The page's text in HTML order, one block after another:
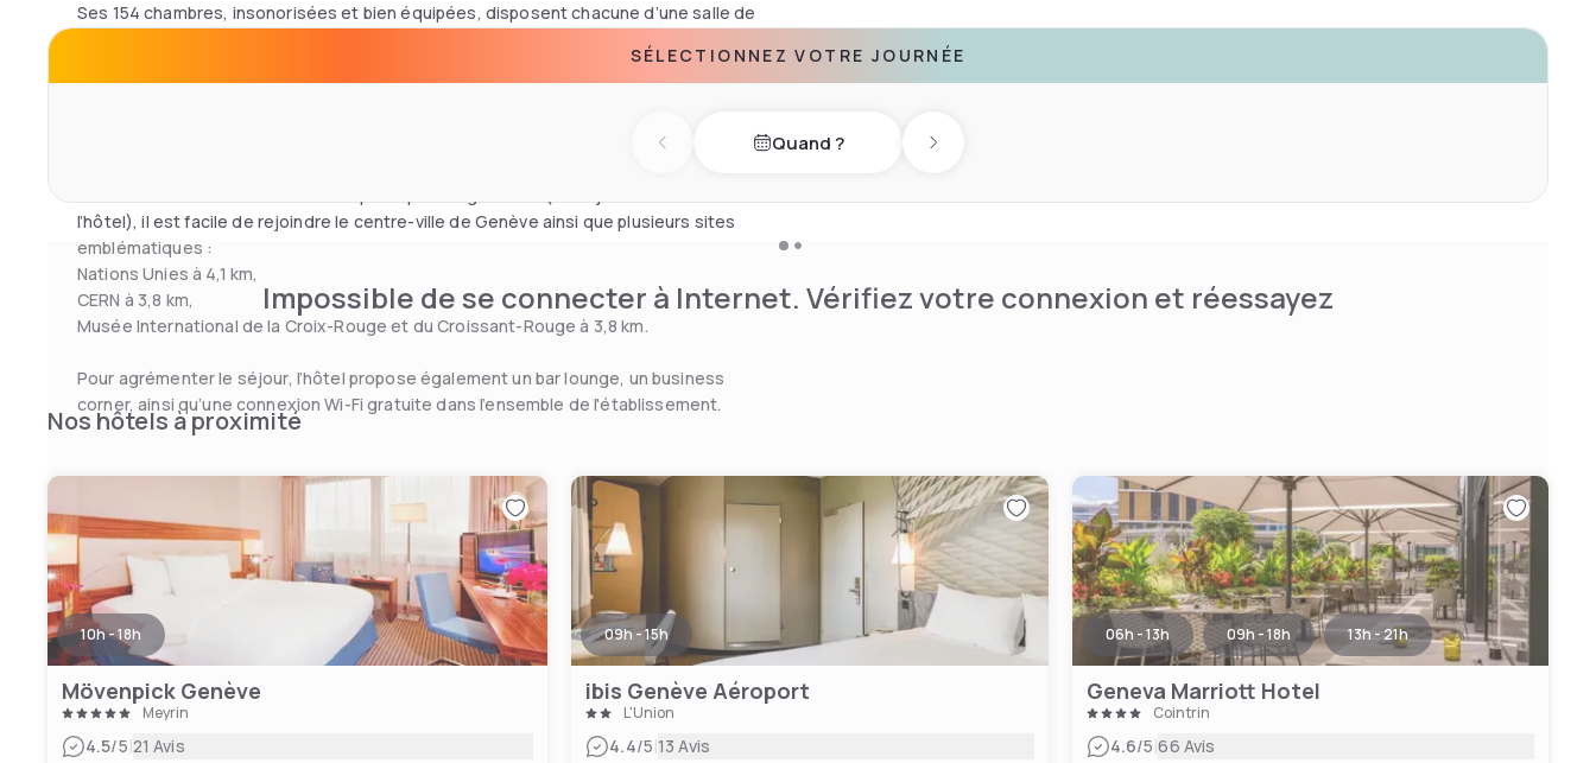
Ses 154 chambres, insonorisées et bien équipées, disposent chacune d’une salle de
L’hôtel bénéficie d’une situation stratégique, à proximité immédiate du centre
l’hôtel), il est facile de rejoindre le centre-ville de Genève ainsi que plusieurs sites
emblématiques :
Nations Unies à 4,1 km,
CERN à 3,8 km,
Musée International de la Croix-Rouge et du Croissant-Rouge à 3,8 km.
Pour agrémenter le séjour, l’hôtel propose également un bar lounge, un business
corner, ainsi qu’une connexion Wi-Fi gratuite dans l’ensemble de l'établissement.
SÉLECTIONNEZ VOTRE JOURNÉE
Previous dayQuand ? Next day
Impossible de se connecter à Internet. Vérifiez votre connexion et réessayez
Nos hôtels à proximité
10h - 18h
Mövenpick Genève
Meyrin
4.5/5|21 Avis
09h - 15h
ibis Genève Aéroport
L'Union
4.4/5|13 Avis
06h - 13h 09h - 18h 13h - 21h
Geneva Marriott Hotel
Cointrin
4.6/5|66 Avis